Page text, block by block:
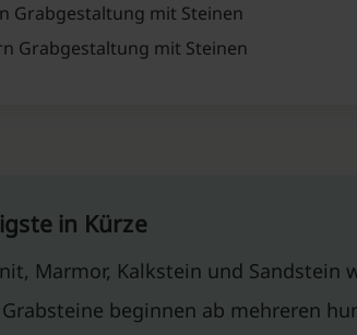
Grabgestaltung mit Steinen
Grabgestaltung mit Steinen
in Kürze
Marmor, Kalkstein und Sandstein
beginnen ab mehreren